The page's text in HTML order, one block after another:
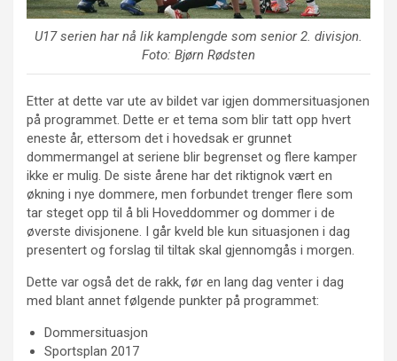
U17 serien har nå lik kamplengde som senior 2. divisjon.
Foto: Bjørn Rødsten
Etter at dette var ute av bildet var igjen dommersituasjonen
på programmet. Dette er et tema som blir tatt opp hvert
eneste år, ettersom det i hovedsak er grunnet
dommermangel at seriene blir begrenset og flere kamper
ikke er mulig. De siste årene har det riktignok vært en
økning i nye dommere, men forbundet trenger flere som
tar steget opp til å bli Hoveddommer og dommer i de
øverste divisjonene. I går kveld ble kun situasjonen i dag
presentert og forslag til tiltak skal gjennomgås i morgen.
Dette var også det de rakk, før en lang dag venter i dag
med blant annet følgende punkter på programmet:
Dommersituasjon
Sportsplan 2017